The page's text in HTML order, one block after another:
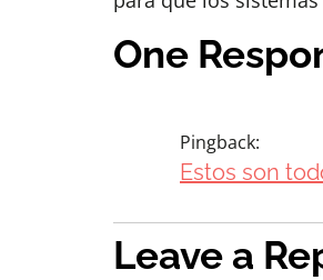
One
Pingback:
Estos son
Leave a